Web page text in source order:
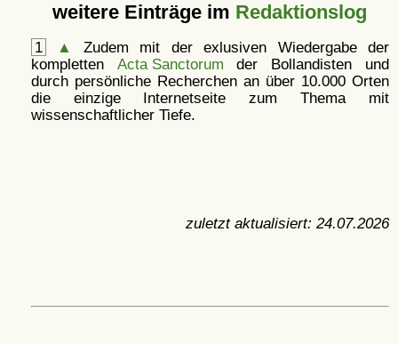
weitere Einträge im Redaktionslog
1 ▲
Zudem mit der exlusiven Wiedergabe der
kompletten Acta Sanctorum der Bollandisten und
durch persönliche Recherchen an über 10.000 Orten
die einzige Internetseite zum Thema mit
wissenschaftlicher Tiefe.
zuletzt aktualisiert: 24.07.2026